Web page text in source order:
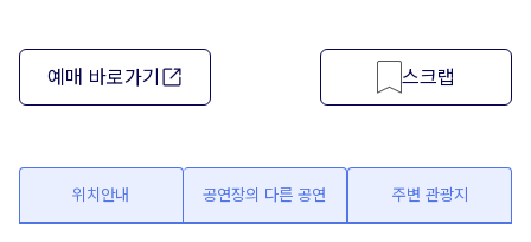
예매 바로가기 스크랩
위치안내 공연장의 다른 공연 주변 관광지